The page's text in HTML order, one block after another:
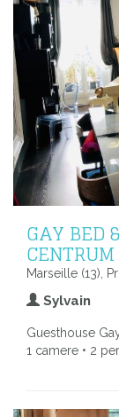
GAY BED
Marseille (13),
Sylvain
Guesthouse
1 camere • 2